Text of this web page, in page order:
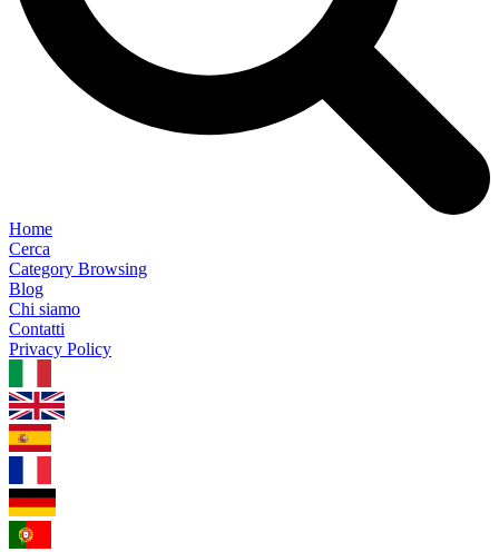
Home
Cerca
Category Browsing
Blog
Chi siamo
Contatti
Privacy Policy